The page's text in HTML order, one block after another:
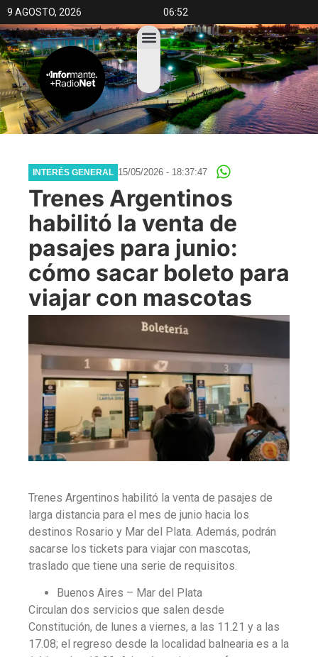
9 AGOSTO, 2026 06:52
INTERÉS GENERAL 15/05/2026 - 18:37:47
Trenes Argentinos
habilitó la venta de
pasajes para junio:
cómo sacar boleto para
viajar con mascotas
Trenes Argentinos habilitó la venta de pasajes de
larga distancia para el mes de junio hacia los
destinos Rosario y Mar del Plata. Además, podrán
sacarse los tickets para viajar con mascotas,
traslado que tiene una serie de requisitos.
Buenos Aires – Mar del Plata
Circulan dos servicios que salen desde
Constitución, de lunes a viernes, a las 11.21 y a las
17.08; el regreso desde la localidad balnearia es a la